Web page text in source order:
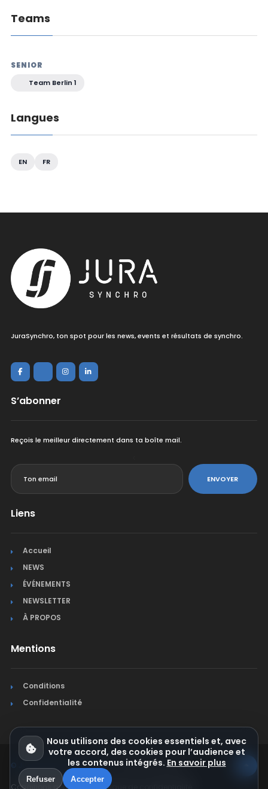
Teams
SENIOR
Team Berlin 1
Langues
EN FR
JuraSynchro, ton spot pour les news, events et résultats de synchro.
S’abonner
Reçois le meilleur directement dans ta boîte mail.
ENVOYER
Liens
Accueil
NEWS
ÉVÉNEMENTS
NEWSLETTER
À PROPOS
Mentions
Conditions
Confidentialité
© Jura Synchro 2015-2026. Tous droits réservés.
Conditions générales Politique de confidentialité
Nous utilisons des cookies essentiels et, avec
votre accord, des cookies pour l’audience et
les contenus intégrés. En savoir plus
Refuser Accepter